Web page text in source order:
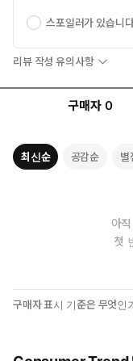
스포일러가 있습니
리뷰 작성 유의사항
구매자 0
최신순 공감순 별
아
첫
구매자 표시 기준은 무엇인